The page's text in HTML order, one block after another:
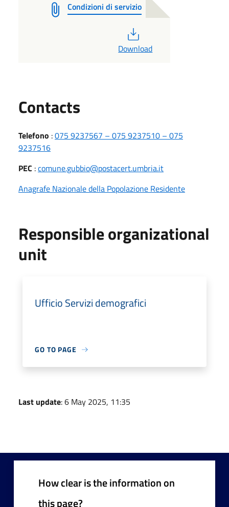
Condizioni di servizio
Download
Contacts
Telefono :075 9237567 – 075 9237510 – 075
9237516
PEC :comune.gubbio@postacert.umbria.it
Anagrafe Nazionale della Popolazione Residente
Responsible organizational
unit
Ufficio Servizi demografici
GO TO PAGE
Last update: 6 May 2025, 11:35
How clear is the information on
this page?